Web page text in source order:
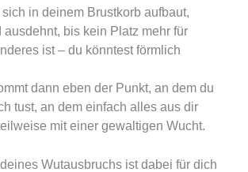
in deinem Brustkorb aufbaut,
bis kein Platz mehr für
ist – du könntest förmlich
dann eben der Punkt, an dem du
tust, an dem einfach alles aus dir
mit einer gewaltigen Wucht.
Wutausbruchs ist dabei für dich